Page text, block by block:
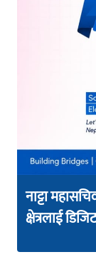
नाट्टा
क्षेत्रलाई